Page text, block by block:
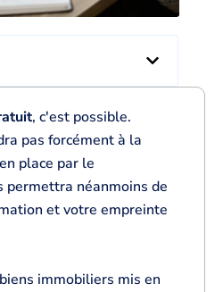
, c'est possible.
pas forcément à la
place par le
permettra néanmoins de
et votre empreinte
immobiliers mis en